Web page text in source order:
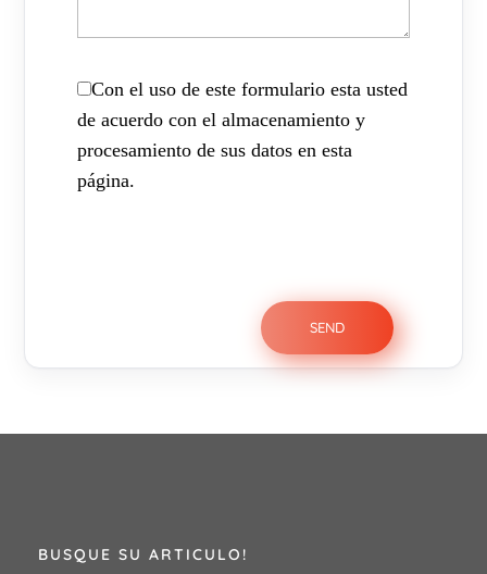
Con el uso de este formulario esta usted
de acuerdo con el almacenamiento y
procesamiento de sus datos en esta
página.
BUSQUE SU ARTICULO!